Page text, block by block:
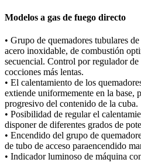
Modelos a gas de fuego directo
• Grupo de quemadores tubulares
acero inoxidable, de combustión
secuencial. Control por regulador
cocciones más lentas.
• El calentamiento de los
extiende uniformemente en la base,
progresivo del contenido de la cuba.
• Posibilidad de regular el
disponer de diferentes grados de
• Encendido del grupo de
de tubo de acceso paraencendido
• Indicador luminoso de máquina